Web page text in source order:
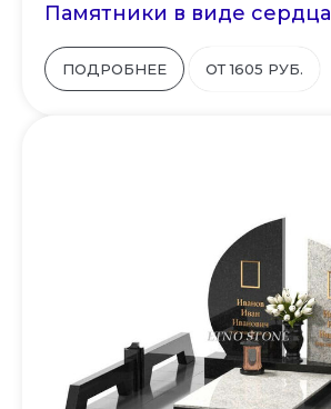
Памятники в виде сердца
ПОДРОБНЕЕ ОТ 1605 РУБ.